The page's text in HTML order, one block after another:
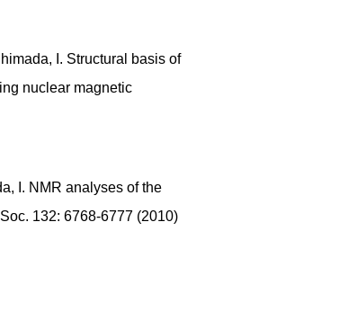
I. Structural basis of
nuclear magnetic
I. NMR analyses of the
132: 6768-6777 (2010)